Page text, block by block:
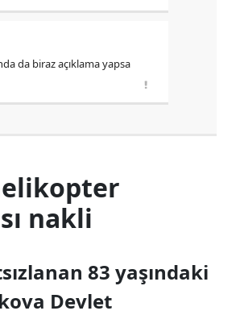
da biraz açıklama yapsa
nakli
83 yaşındaki
Devlet